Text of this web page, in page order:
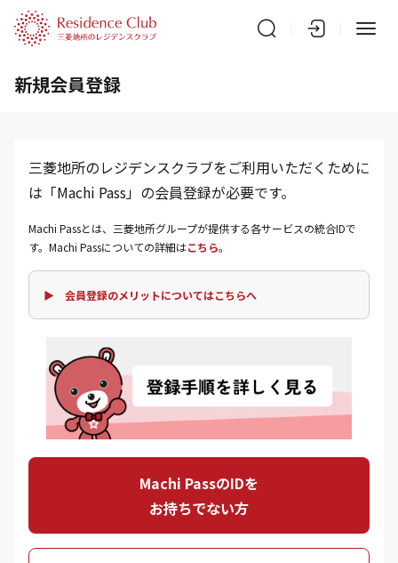
新規会員登録
三菱地所のレジデンスクラブをご利用いただくために
は「Machi Pass」の会員登録が必要です。
Machi Passとは、三菱地所グループが提供する各サービスの統合IDで
す。Machi Passについての詳細はこちら。
▶ 会員登録のメリットについてはこちらへ
Machi PassのIDを
お持ちでない方